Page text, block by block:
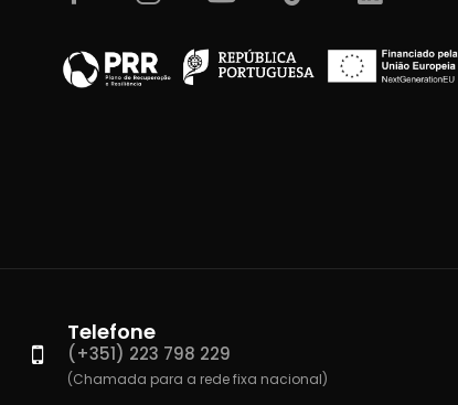
Telefone
(+351) 223 798 229
(Chamada para a rede fixa nacional)